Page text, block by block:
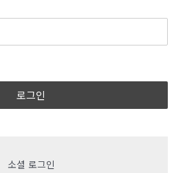
로그인
소셜 로그인